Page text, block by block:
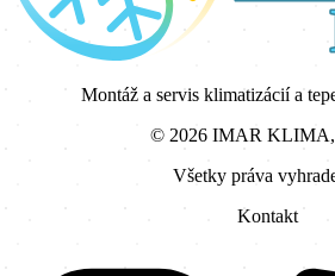
Montáž a servis klimatizácií a
© 2026IMAR KLIMA,
Všetky práva
Kontakt